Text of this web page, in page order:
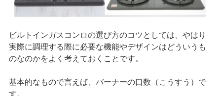
ビルトインガスコンロの選び方のコツとしては、やはり
実際に調理する際に必要な機能やデザインはどういうも
のなのかをよく考えておくことです。
基本的なもので言えば、バーナーの口数（こうすう）で
す。